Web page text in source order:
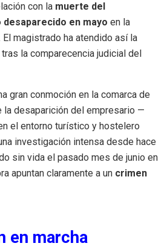
con la muerte del
en mayo en la
El magistrado ha atendido así la
la comparecencia judicial del
gran conmoción en la comarca de
la desaparición del empresario —
el entorno turístico y hostelero
investigación intensa desde hace
sin vida el pasado mes de junio en
apuntan claramente a un crimen
en marcha